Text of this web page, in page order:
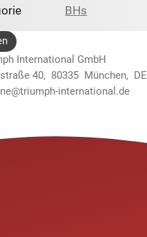
BHs
International GmbH
40, 80335 München, DE
international.de